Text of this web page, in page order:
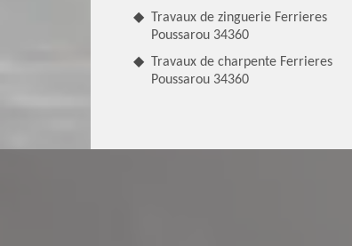
Travaux de zinguerie Ferrieres
Poussarou 34360
Travaux de charpente Ferrieres
Poussarou 34360